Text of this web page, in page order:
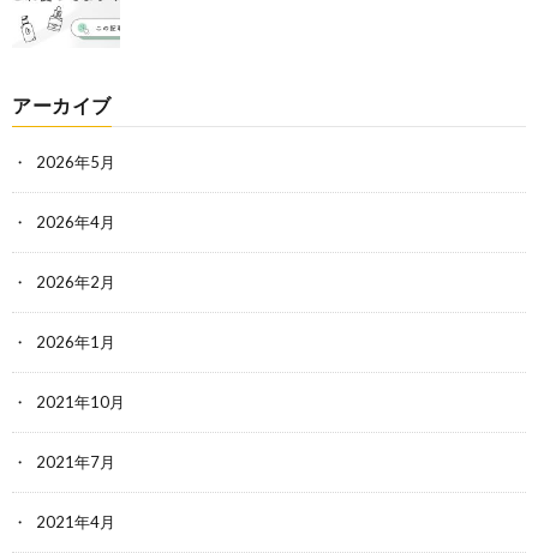
アーカイブ
2026年5月
2026年4月
2026年2月
2026年1月
2021年10月
2021年7月
2021年4月